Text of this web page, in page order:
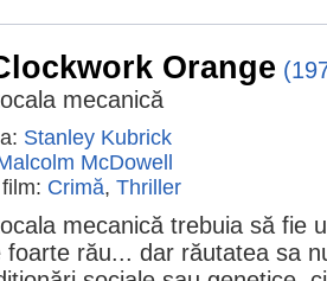
Orange
mecanică
Stanley Kubrick
McDowell
Crimă, Thriller
mecanică trebuia să fie
foarte rău... dar răutatea sa